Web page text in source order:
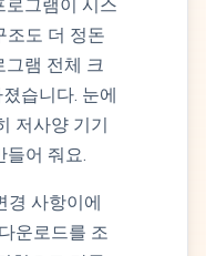
로그램이 시스
조도 더 정돈
그램 전체 크
습니다. 눈에
저사양 기기
들어 줘요.
경 사항이에
운로드를 조